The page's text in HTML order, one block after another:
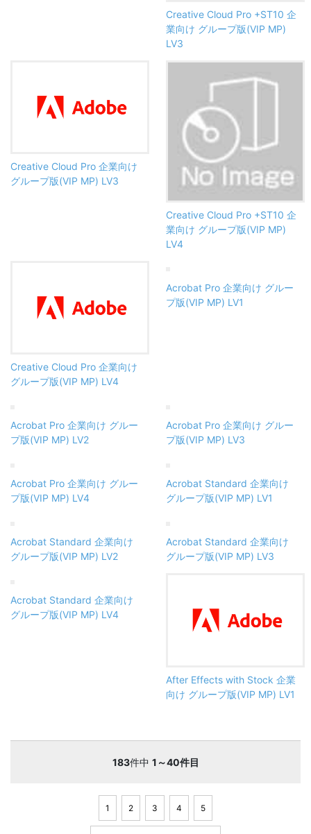
Creative Cloud Pro +ST10 企
業向け グループ版(VIP MP)
LV3
Creative Cloud Pro 企業向け
グループ版(VIP MP) LV3
Creative Cloud Pro +ST10 企
業向け グループ版(VIP MP)
LV4
Creative Cloud Pro 企業向け
グループ版(VIP MP) LV4
Acrobat Pro 企業向け グルー
プ版(VIP MP) LV1
Acrobat Pro 企業向け グルー
プ版(VIP MP) LV2
Acrobat Pro 企業向け グルー
プ版(VIP MP) LV3
Acrobat Pro 企業向け グルー
プ版(VIP MP) LV4
Acrobat Standard 企業向け
グループ版(VIP MP) LV1
Acrobat Standard 企業向け
グループ版(VIP MP) LV2
Acrobat Standard 企業向け
グループ版(VIP MP) LV3
Acrobat Standard 企業向け
グループ版(VIP MP) LV4
After Effects with Stock 企業
向け グループ版(VIP MP) LV1
183件中 1～40件目
1 2 3 4 5